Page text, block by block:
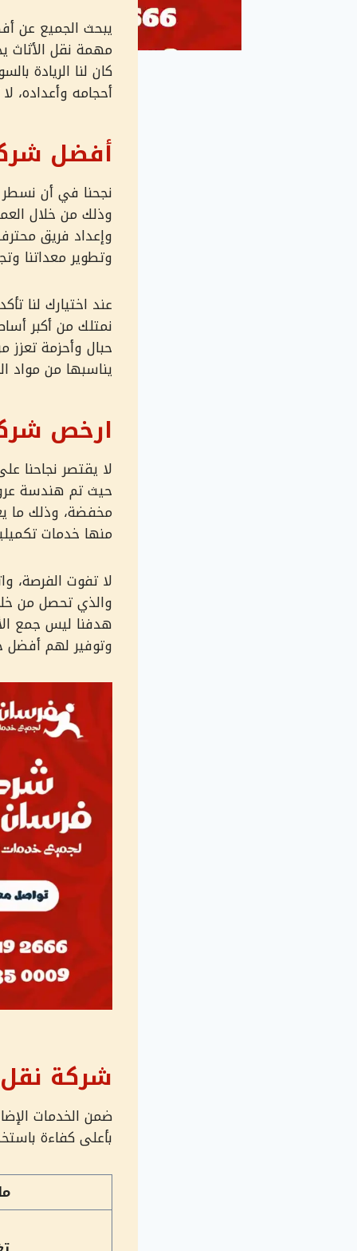
يبحث الجميع عن
مهمة نقل الأثاث
كان لنا الريادة
أحجامه وأعداده،
أفضل
نجحنا في أن
وذلك من خلال
وإعداد فريق
وتطوير معداتنا
عند اختيارك لنا
نمتلك من أكبر
حبال وأحزمة تعزز
يناسبها من مواد
ارخص
لا يقتصر نجاحنا
حيث تم هندسة
مخفضة، وذلك ما
منها خدمات
لا تفوت الفرصة،
والذي تحصل من
هدفنا ليس جمع
وتوفير لهم أفضل
شركة
ضمن الخدمات
بأعلى كفاءة